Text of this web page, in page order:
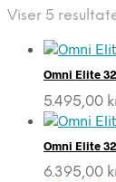
Viser 5
Omni Elite
5.495,00
Omni Elite
6.395,00